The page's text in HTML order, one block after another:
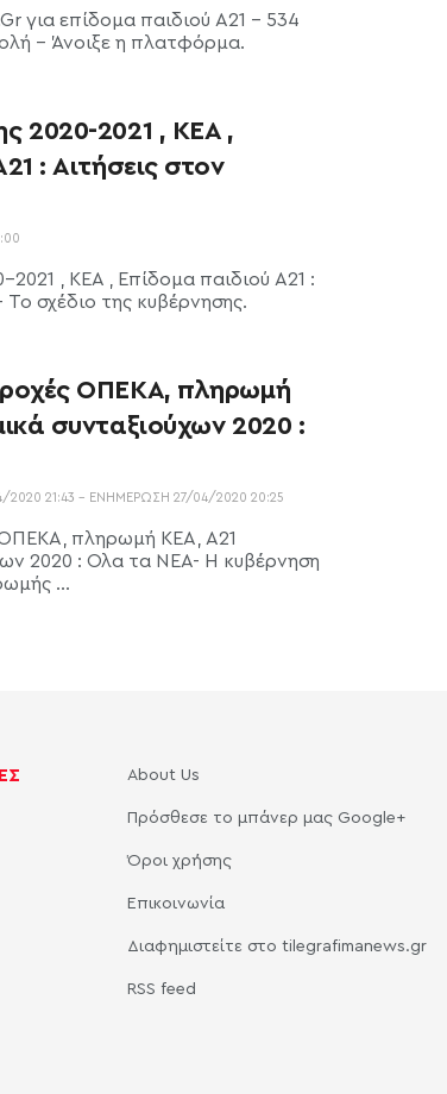
για επίδομα παιδιού Α21 - 534
- Άνοιξε η πλατφόρμα.
2020-2021 , ΚΕΑ ,
: Αιτήσεις στον
, ΚΕΑ , Επίδομα παιδιού Α21 :
σχέδιο της κυβέρνησης.
ΟΠΕΚΑ, πληρωμή
συνταξιούχων 2020 :
2020 21:43 - ΕΝΗΜΈΡΩΣΗ 27/04/2020 20:25
πληρωμή ΚΕΑ, Α21
2020 : Ολα τα ΝΕΑ- Η κυβέρνηση
...
About Us
Πρόσθεσε το μπάνερ μας Google+
Όροι χρήσης
Επικοινωνία
Διαφημιστείτε στο tilegrafimanews.gr
RSS feed